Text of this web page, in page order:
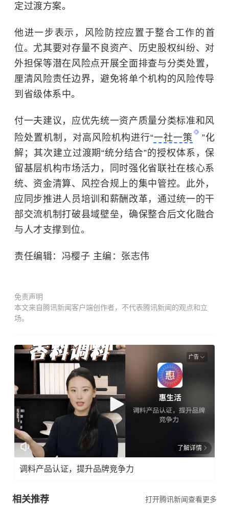
定过渡方案。
他进一步表示，风险防控应置于整合工作的首
位。尤其要对存量不良资产、历史股权纠纷、对
外担保等潜在风险点开展全面排查与分类处置，
厘清风险责任边界，避免将单个机构的风险传导
到省级体系中。
付一夫建议，应优先统一资产质量分类标准和风
险处置机制，对高风险机构进行“一社一策
”化
解；其次建立过渡期“统分结合”的授权体系，保
留基层机构市场活力，同时强化省联社在核心系
统、资金清算、风控合规上的集中管控。此外，
应同步推进人员培训和薪酬改革，通过统一的干
部交流机制打破县域壁垒，确保整合后文化融合
与人才支撑到位。
责任编辑：冯樱子 主编：张志伟
免责声明
本文来自腾讯新闻客户端创作者，不代表腾讯新闻的观点和立
场。
广告
了解详情
调料产品认证，提升品牌竞争力
相关推荐 打开腾讯新闻查看更多